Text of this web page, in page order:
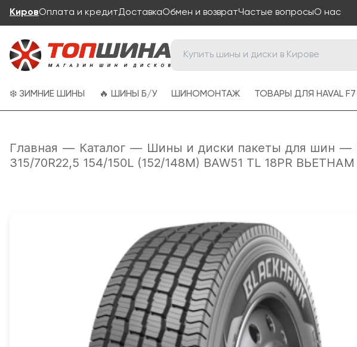
КировОплата и кредитДоставкаОбмен и возвратЧастые вопросыО нас
❄️ ЗИМНИЕ ШИНЫ 🔥 ШИНЫ Б/У ШИНОМОНТАЖ ТОВАРЫ ДЛЯ HAVAL F7
Главная — Каталог — Шины и диски пакеты для шин —
315/70R22,5 154/150L (152/148M) BAW51 TL 18PR ВЬЕТНАМ